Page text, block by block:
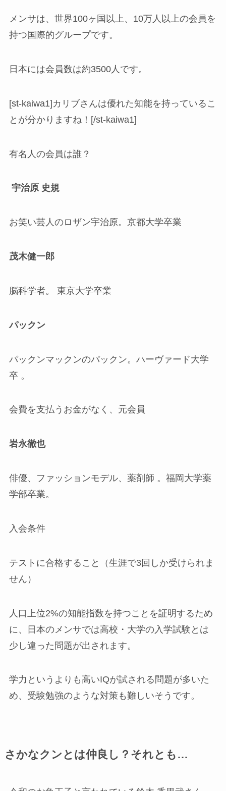
メンサは、世界100ヶ国以上、10万人以上の会員を
持つ国際的グループです。
日本には会員数は約3500人です。
[st-kaiwa1]カリブさんは優れた知能を持っているこ
とが分かりますね！[/st-kaiwa1]
有名人の会員は誰？
宇治原 史規
お笑い芸人のロザン宇治原。京都大学卒業
茂木健一郎
脳科学者。 東京大学卒業
パックン
パックンマックンのパックン。ハーヴァード大学
卒 。
会費を支払うお金がなく、元会員
岩永徹也
俳優、ファッションモデル、薬剤師 。福岡大学薬
学部卒業。
入会条件
テストに合格すること（生涯で3回しか受けられま
せん）
人口上位2%の知能指数を持つことを証明するため
に、日本のメンサでは高校・大学の入学試験とは
少し違った問題が出されます。
学力というよりも高いIQが試される問題が多いた
め、受験勉強のような対策も難しいそうです。
さかなクンとは仲良し？それとも…